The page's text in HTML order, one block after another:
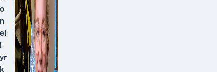
o
n
el
l
yr
k